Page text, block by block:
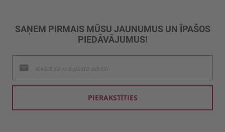
SAŅEM PIRMAIS MŪSU JAUNUMUS UN ĪPAŠOS
PIEDĀVĀJUMUS!
jaunumu
saņemšanai:
PIERAKSTĪTIES